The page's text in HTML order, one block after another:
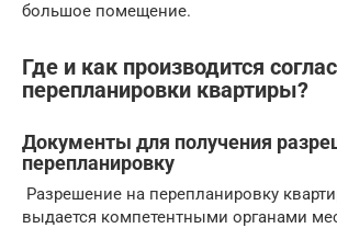
большое помещение.
Где и как производится
перепланировки квартиры?
Документы для получения
перепланировку
Разрешение на перепланировку
выдается компетентными органами